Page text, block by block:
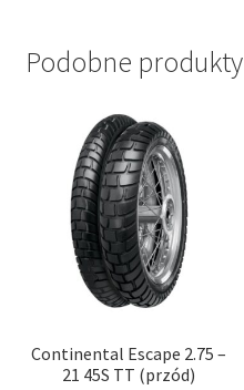
Podobne produkty
Continental Escape 2.75 –
21 45S TT (przód)